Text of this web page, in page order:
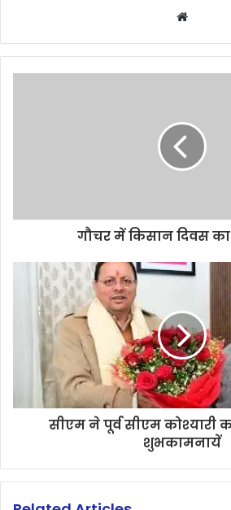
Website
गौचर में किसान दिवस
सीएम ने पूर्व सीएम कोश्यारी
शुभकामनायें